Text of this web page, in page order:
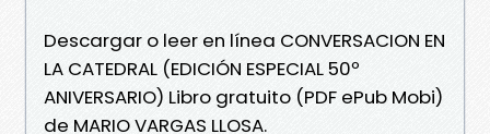
Descargar o leer en línea CONVERSACION EN
LA CATEDRAL (EDICIÓN ESPECIAL 50º
ANIVERSARIO) Libro gratuito (PDF ePub Mobi)
de MARIO VARGAS LLOSA.